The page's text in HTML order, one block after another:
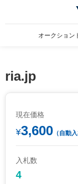
オークション
ria.jp
現在価格
¥3,600 （自動
入札数
4